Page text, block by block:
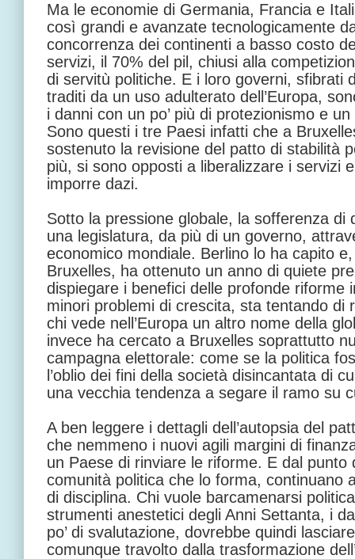
Ma le economie di Germania, Francia e
così grandi e avanzate tecnologicamente
concorrenza dei continenti a basso costo
servizi, il 70% del pil, chiusi alla
di servitù politiche. E i loro governi, sfibrati
traditi da un uso adulterato dell’Europa,
i danni con un po’ più di protezionismo e
Sono questi i tre Paesi infatti che a
sostenuto la revisione del patto di stabilità
più, si sono opposti a liberalizzare i servizi
imporre dazi.
Sotto la pressione globale, la sofferenza di
una legislatura, da più di un governo,
economico mondiale. Berlino lo ha capito
Bruxelles, ha ottenuto un anno di quiete
dispiegare i benefici delle profonde riforme
minori problemi di crescita, sta tentando di
chi vede nell’Europa un altro nome della
invece ha cercato a Bruxelles soprattutto
campagna elettorale: come se la politica
l’oblio dei fini della società disincantata di
una vecchia tendenza a segare il ramo su
A ben leggere i dettagli dell’autopsia del
che nemmeno i nuovi agili margini di
un Paese di rinviare le riforme. E dal punto
comunità politica che lo forma, continuano
di disciplina. Chi vuole barcamenarsi
strumenti anestetici degli Anni Settanta, i
po’ di svalutazione, dovrebbe quindi
comunque travolto dalla trasformazione